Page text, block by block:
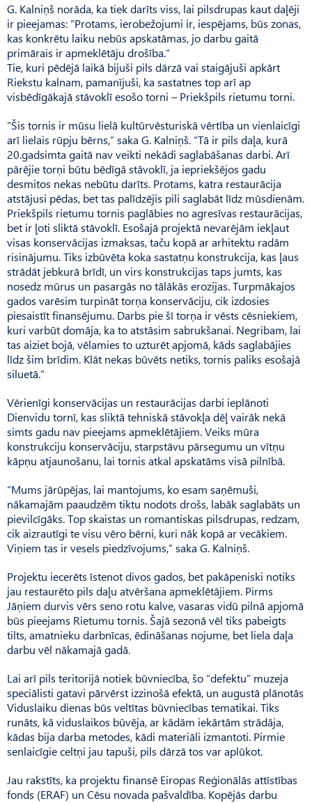
G. Kalniņš norāda, ka tiek darīts viss, lai pilsdrupas kaut daļēji
ir pieejamas: “Protams, ierobežojumi ir, iespējams, būs zonas,
kas konkrētu laiku nebūs apskatāmas, jo darbu gaitā
primārais ir apmeklētāju drošība.”
Tie, kuri pēdējā laikā bijuši pils dārzā vai staigājuši apkārt
Riekstu kalnam, pamanījuši, ka sastatnes top arī ap
visbēdīgākajā stāvoklī esošo torni – Priekšpils rietumu torni.
“Šis tornis ir mūsu lielā kultūrvēsturiskā vērtība un vienlaicīgi
arī lielais rūpju bērns,” saka G. Kalniņš. “Tā ir pils daļa, kurā
20.gadsimta gaitā nav veikti nekādi saglabāšanas darbi. Arī
pārējie torņi būtu bēdīgā stāvoklī, ja iepriekšējos gadu
desmitos nekas nebūtu darīts. Protams, katra restaurācija
atstājusi pēdas, bet tas palīdzējis pili saglabāt līdz mūsdienām.
Priekšpils rietumu tornis paglābies no agresīvas restaurācijas,
bet ir ļoti sliktā stāvoklī. Esošajā projektā nevarējām iekļaut
visas konservācijas izmaksas, taču kopā ar arhitektu radām
risinājumu. Tiks izbūvēta koka sastatņu konstrukcija, kas ļaus
strādāt jebkurā brīdī, un virs konstrukcijas taps jumts, kas
nosedz mūrus un pasargās no tālākās erozijas. Turpmākajos
gados varēsim turpināt torņa konservāciju, cik izdosies
piesaistīt finansējumu. Darbs pie šī torņa ir vēsts cēsniekiem,
kuri varbūt domāja, ka to atstāsim sabrukšanai. Negribam, lai
tas aiziet bojā, vēlamies to uzturēt apjomā, kāds saglabājies
līdz šim brīdim. Klāt nekas būvēts netiks, tornis paliks esošajā
siluetā.”
Vērienīgi konservācijas un restaurācijas darbi ieplānoti
Dienvidu tornī, kas sliktā tehniskā stāvokļa dēļ vairāk nekā
simts gadu nav pieejams apmeklētājiem. Veiks mūra
konstrukciju konservāciju, starpstāvu pārsegumu un vītņu
kāpņu atjaunošanu, lai tornis atkal apskatāms visā pilnībā.
“Mums jārūpējas, lai mantojums, ko esam saņēmuši,
nākamajām paaudzēm tiktu nodots drošs, labāk saglabāts un
pievilcīgāks. Top skaistas un romantiskas pilsdrupas, redzam,
cik aizrautīgi te visu vēro bērni, kuri nāk kopā ar vecākiem.
Viņiem tas ir vesels piedzīvojums,” saka G. Kalniņš.
Projektu iecerēts īstenot divos gados, bet pakāpeniski notiks
jau restaurēto pils daļu atvēršana apmeklētājiem. Pirms
Jāņiem durvis vērs seno rotu kalve, vasaras vidū pilnā apjomā
būs pieejams Rietumu tornis. Šajā sezonā vēl tiks pabeigts
tilts, amatnieku darbnīcas, ēdināšanas nojume, bet liela daļa
darbu vēl nākamajā gadā.
Lai arī pils teritorijā notiek būvniecība, šo “defektu” muzeja
speciālisti gatavi pārvērst izzinošā efektā, un augustā plānotās
Viduslaiku dienas būs veltītas būvniecības tematikai. Tiks
runāts, kā viduslaikos būvēja, ar kādām iekārtām strādāja,
kādas bija darba metodes, kādi materiāli izmantoti. Pirmie
senlaicīgie celtņi jau tapuši, pils dārzā tos var aplūkot.
Jau rakstīts, ka projektu finansē Eiropas Reģionālās attīstības
fonds (ERAF) un Cēsu novada pašvaldība. Kopējās darbu